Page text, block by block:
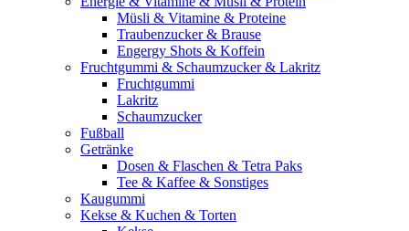
Müsli & Vitamine & Proteine
Traubenzucker & Brause
Engergy Shots & Koffein
Fruchtgummi & Schaumzucker & Lakritz
Fruchtgummi
Lakritz
Schaumzucker
Fußball
Getränke
Dosen & Flaschen & Tetra Paks
Tee & Kaffee & Sonstiges
Kaugummi
Kekse & Kuchen & Torten